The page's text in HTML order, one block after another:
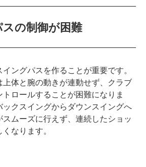
の制御が困難
ングパスを作ることが重要です。
上体と腕の動きが連動せず、クラブ
ロールすることが困難になりま
ックスイングからダウンスイングへ
ムーズに行えず、連続したショッ
なります。